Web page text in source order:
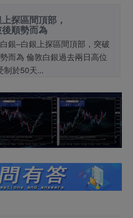
探區間頂部，
後順勢而為
銀–白銀上探區間頂部，突破
而為 倫敦白銀過去兩日高位
制於50天...